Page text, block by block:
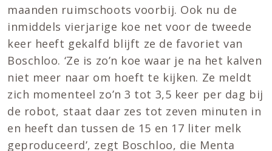
maanden ruimschoots voorbij. Ook nu de
inmiddels vierjarige koe net voor de tweede
keer heeft gekalfd blijft ze de favoriet van
Boschloo. ‘Ze is zo’n koe waar je na het kalven
niet meer naar om hoeft te kijken. Ze meldt
zich momenteel zo’n 3 tot 3,5 keer per dag bij
de robot, staat daar zes tot zeven minuten in
en heeft dan tussen de 15 en 17 liter melk
geproduceerd’, zegt Boschloo, die Menta